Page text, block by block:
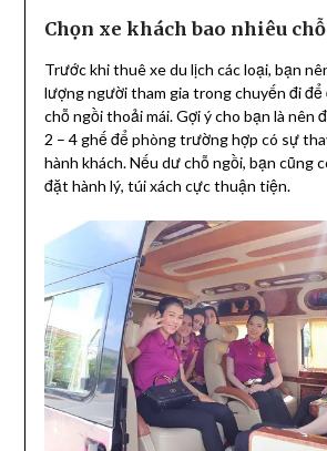
Chọn xe khách bao nhiêu
Trước khi thuê xe du lịch các loại, bạn
lượng người tham gia trong chuyến đi để
chỗ ngồi thoải mái. Gợi ý cho bạn là nên
2 – 4 ghế để phòng trường hợp có sự
hành khách. Nếu dư chỗ ngồi, bạn cũng
đặt hành lý, túi xách cực thuận tiện.